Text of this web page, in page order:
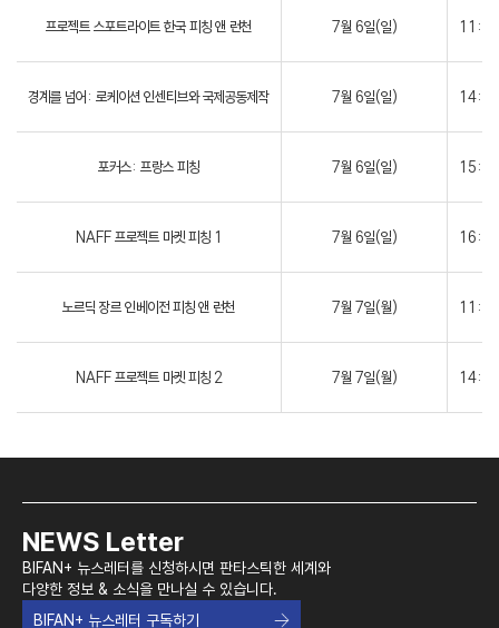
프로젝트 스포트라이트 한국 피칭 앤 런천 7월 6일(일)
경계를 넘어: 로케이션 인센티브와 국제공동제작 7월 6일(일)
포커스: 프랑스 피칭 7월 6일(일)
NAFF 프로젝트 마켓 피칭 1 7월 6일(일)
노르딕 장르 인베이전 피칭 앤 런천 7월 7일(월)
NAFF 프로젝트 마켓 피칭 2 7월 7일(월)
NEWS Letter
BIFAN+ 뉴스레터를 신청하시면 판타스틱한 세계와
다양한 정보 & 소식을 만나실 수 있습니다.
BIFAN+ 뉴스레터 구독하기